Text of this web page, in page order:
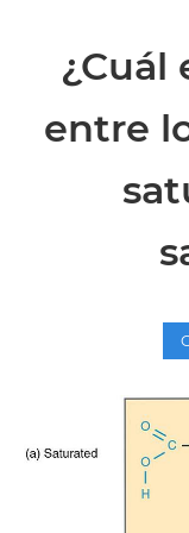
¿Cuál
entre